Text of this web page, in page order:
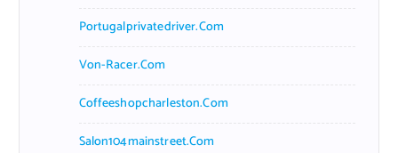
Portugalprivatedriver.com
Von-Racer.com
Coffeeshopcharleston.com
Salon104mainstreet.com